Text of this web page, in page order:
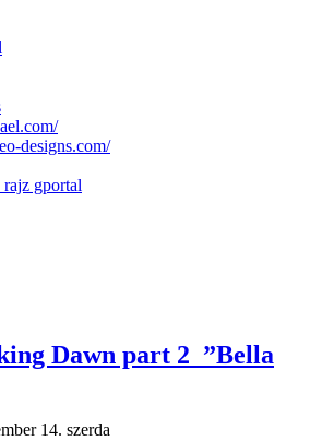
designs.com/
rajz gportal
Dawn part 2_”Bella
14. szerda